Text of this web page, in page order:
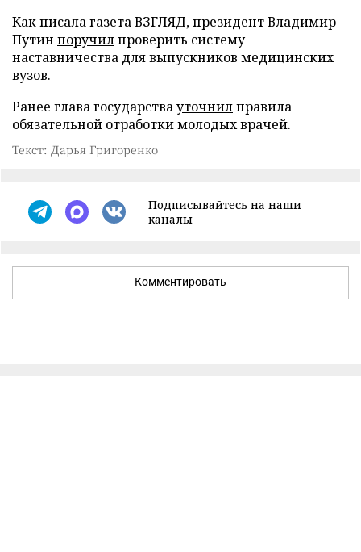
Как писала газета ВЗГЛЯД, президент Владимир
Путин поручилпроверить систему
наставничества для выпускников медицинских
вузов.
Ранее глава государствауточнилправила
обязательной отработки молодых врачей.
Текст: Дарья Григоренко
Подписывайтесь на наши
каналы
Комментировать